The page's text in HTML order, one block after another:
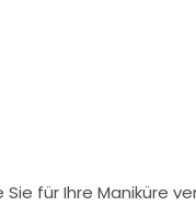
für Ihre Maniküre